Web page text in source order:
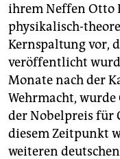
ihrem Neffen Otto
physikalisch-
Kernspaltung vor,
veröffentlicht
Monate nach der
Wehrmacht,
der Nobelpreis für
diesem Zeitpunkt
weiteren